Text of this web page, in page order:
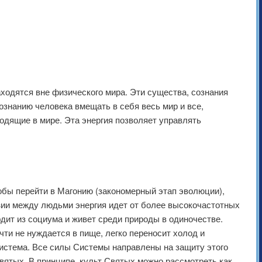
вне физического мира. Эти существа, сознания
человека вмещать в себя весь мир и все,
в мире. Эта энергия позволяет управлять
перейти в Магонию (закономерный этап эволюции),
между людьми энергия идет от более высокочастотных
из социума и живет среди природы в одиночестве.
не нуждается в пище, легко переносит холод и
Все силы Системы направлены на защиту этого